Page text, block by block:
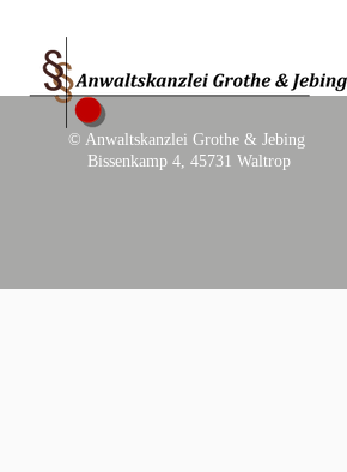
© Anwaltskanzlei Grothe & Jebing
Bissenkamp 4, 45731 Waltrop